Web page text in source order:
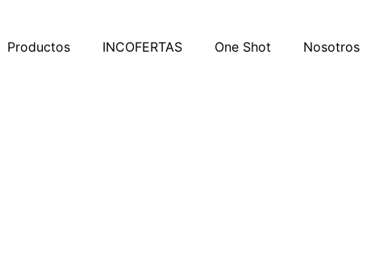
Productos INCOFERTAS One Shot Nosotros